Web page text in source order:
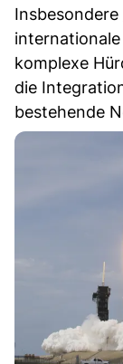
Insbesondere
komplexe
die
bestehende